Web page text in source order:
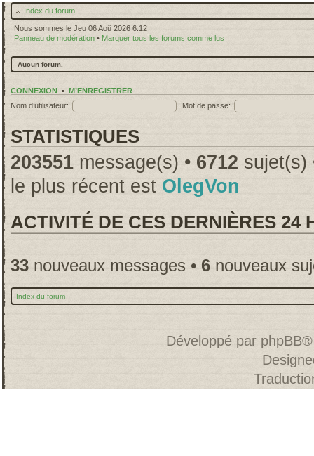
Index du forum
Nous sommes le Jeu 06 Aoû 2026 6:12
Panneau de modération • Marquer tous les forums comme lus
Aucun forum.
CONNEXION • M’ENREGISTRER
Nom d’utilisateur:
Mot de passe:
STATISTIQUES
203551 message(s) • 6712 sujet(s)
le plus récent est OlegVon
ACTIVITÉ DE CES DERNIÈRES 24
33 nouveaux messages • 6 nouveaux
Index du forum
Développé par phpBB®